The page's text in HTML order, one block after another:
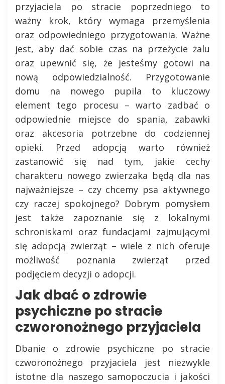
przyjaciela po stracie poprzedniego to
ważny krok, który wymaga przemyślenia
oraz odpowiedniego przygotowania. Ważne
jest, aby dać sobie czas na przeżycie żalu
oraz upewnić się, że jesteśmy gotowi na
nową odpowiedzialność. Przygotowanie
domu na nowego pupila to kluczowy
element tego procesu – warto zadbać o
odpowiednie miejsce do spania, zabawki
oraz akcesoria potrzebne do codziennej
opieki. Przed adopcją warto również
zastanowić się nad tym, jakie cechy
charakteru nowego zwierzaka będą dla nas
najważniejsze – czy chcemy psa aktywnego
czy raczej spokojnego? Dobrym pomysłem
jest także zapoznanie się z lokalnymi
schroniskami oraz fundacjami zajmującymi
się adopcją zwierząt – wiele z nich oferuje
możliwość poznania zwierząt przed
podjęciem decyzji o adopcji.
Jak dbać o zdrowie
psychiczne po stracie
czworonożnego przyjaciela
Dbanie o zdrowie psychiczne po stracie
czworonożnego przyjaciela jest niezwykle
istotne dla naszego samopoczucia i jakości